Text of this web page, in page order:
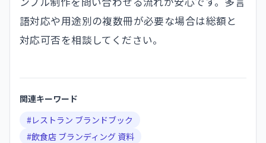
語対応や用途別の複数冊が必要な場合は総額と
対応可否を相談してください。
関連キーワード
#レストラン ブランドブック
#飲食店 ブランディング 資料